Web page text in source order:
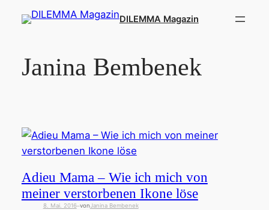
Inhalt
DILEMMA Magazin
Janina Bembenek
Adieu Mama – Wie ich mich von
meiner verstorbenen Ikone löse
8. Mai. 2016—vonJanina Bembenek